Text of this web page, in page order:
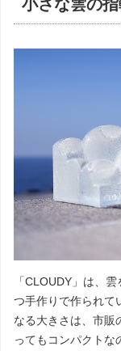
「CLOUDY」は、
つ手作りで作られて
なる大きさは、市販
ってもコンパクトな